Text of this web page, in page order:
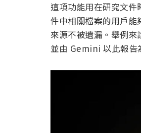
這項功能用在研究文
件中相關檔案的用戶
來源不被遺漏。舉例
並由 Gemini 以此報告